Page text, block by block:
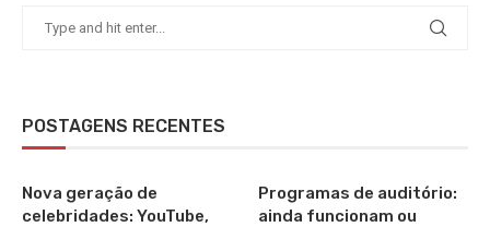
POSTAGENS RECENTES
Nova geração de
celebridades: YouTube,
Programas de auditório:
ainda funcionam ou